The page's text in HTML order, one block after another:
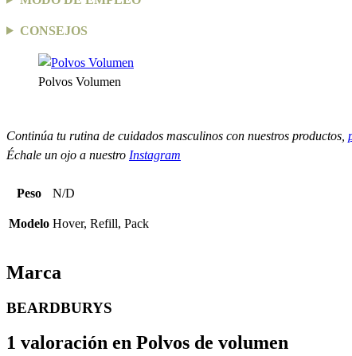
CONSEJOS
Polvos Volumen
Continúa tu rutina de cuidados masculinos con nuestros productos,
Échale un ojo a nuestro Instagram
Peso N/D
Modelo Hover, Refill, Pack
Marca
BEARDBURYS
1 valoración en Polvos de volumen